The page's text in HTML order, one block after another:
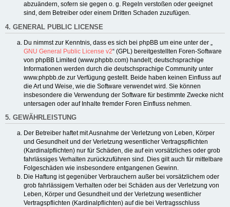
abzuändern, sofern sie gegen o. g. Regeln verstoßen oder geeignet
sind, dem Betreiber oder einem Dritten Schaden zuzufügen.
4. GENERAL PUBLIC LICENSE
Du nimmst zur Kenntnis, dass es sich bei phpBB um eine unter der „
GNU General Public License v2“ (GPL) bereitgestellten Foren-Software
von phpBB Limited (www.phpbb.com) handelt; deutschsprachige
Informationen werden durch die deutschsprachige Community unter
www.phpbb.de zur Verfügung gestellt. Beide haben keinen Einfluss auf
die Art und Weise, wie die Software verwendet wird. Sie können
insbesondere die Verwendung der Software für bestimmte Zwecke nicht
untersagen oder auf Inhalte fremder Foren Einfluss nehmen.
5. GEWÄHRLEISTUNG
Der Betreiber haftet mit Ausnahme der Verletzung von Leben, Körper
und Gesundheit und der Verletzung wesentlicher Vertragspflichten
(Kardinalpflichten) nur für Schäden, die auf ein vorsätzliches oder grob
fahrlässiges Verhalten zurückzuführen sind. Dies gilt auch für mittelbare
Folgeschäden wie insbesondere entgangenen Gewinn.
Die Haftung ist gegenüber Verbrauchern außer bei vorsätzlichem oder
grob fahrlässigem Verhalten oder bei Schäden aus der Verletzung von
Leben, Körper und Gesundheit und der Verletzung wesentlicher
Vertragspflichten (Kardinalpflichten) auf die bei Vertragsschluss